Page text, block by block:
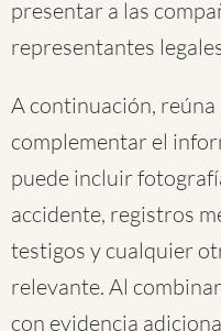
presentar a las
representantes
A continuación,
complementar el
puede incluir
accidente, registros
testigos y cualquier
relevante. Al
con evidencia